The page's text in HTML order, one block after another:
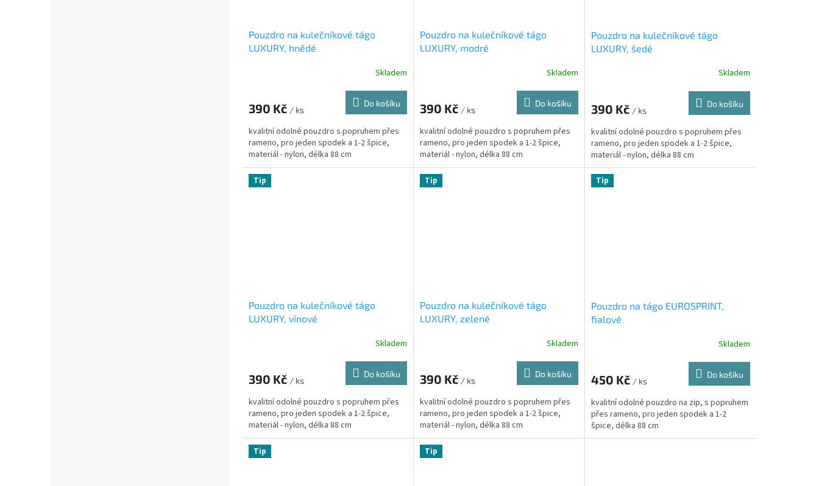
Pouzdro na kulečníkové tágo
LUXURY, hnědé
Skladem
390 Kč / ks
Do košíku
kvalitní odolné pouzdro s popruhem přes
rameno, pro jeden spodek a 1-2 špice,
materiál - nylon, délka 88 cm
Pouzdro na kulečníkové tágo
LUXURY, modré
Skladem
390 Kč / ks
Do košíku
kvalitní odolné pouzdro s popruhem přes
rameno, pro jeden spodek a 1-2 špice,
materiál - nylon, délka 88 cm
Pouzdro na kulečníkové tágo
LUXURY, šedé
Skladem
390 Kč / ks
Do košíku
kvalitní odolné pouzdro s popruhem přes
rameno, pro jeden spodek a 1-2 špice,
materiál - nylon, délka 88 cm
Tip
Pouzdro na kulečníkové tágo
LUXURY, vínové
Skladem
390 Kč / ks
Do košíku
kvalitní odolné pouzdro s popruhem přes
rameno, pro jeden spodek a 1-2 špice,
materiál - nylon, délka 88 cm
Tip
Pouzdro na kulečníkové tágo
LUXURY, zelené
Skladem
390 Kč / ks
Do košíku
kvalitní odolné pouzdro s popruhem přes
rameno, pro jeden spodek a 1-2 špice,
materiál - nylon, délka 88 cm
Tip
Pouzdro na tágo EUROSPRINT,
fialové
Skladem
450 Kč / ks
Do košíku
kvalitní odolné pouzdro na zip, s popruhem
přes rameno, pro jeden spodek a 1-2
špice, délka 88 cm
Tip Tip